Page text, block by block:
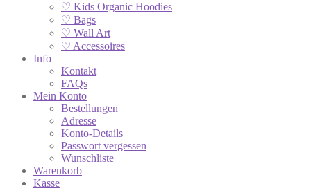
♡ Kids Organic Hoodies
♡ Bags
♡ Wall Art
♡ Accessoires
Info
Kontakt
FAQs
Mein Konto
Bestellungen
Adresse
Konto-Details
Passwort vergessen
Wunschliste
Warenkorb
Kasse